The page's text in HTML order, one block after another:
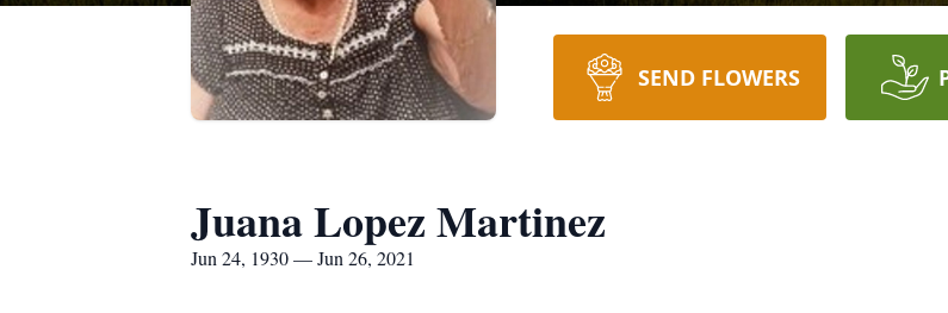
SEND FLOWERS
Juana Lopez Martinez
Jun 24, 1930 — Jun 26, 2021